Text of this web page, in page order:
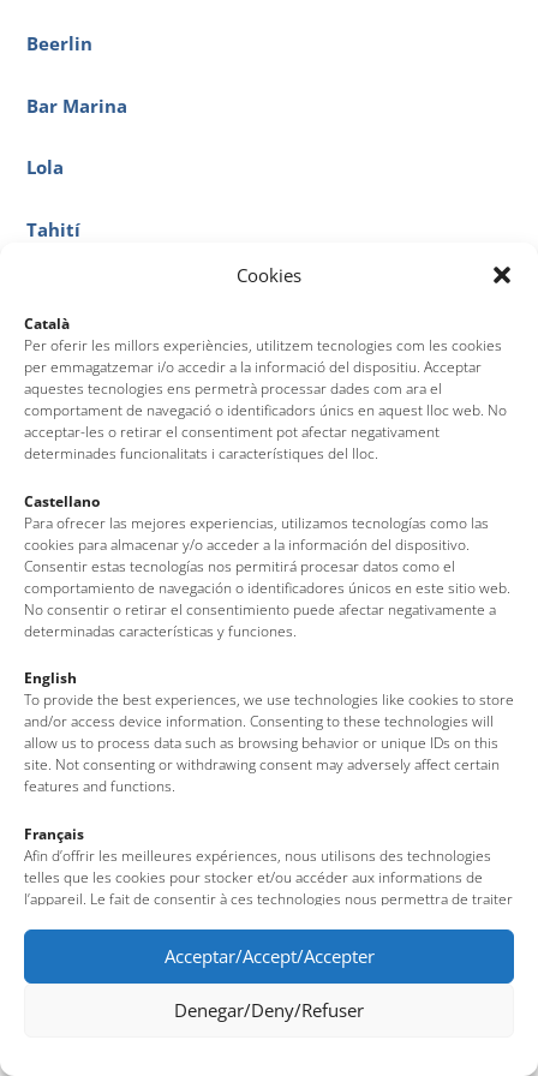
Cookies
Català
Per oferir les millors experiències, utilitzem tecnologies com les cookies
per emmagatzemar i/o accedir a la informació del dispositiu. Acceptar
aquestes tecnologies ens permetrà processar dades com ara el
comportament de navegació o identificadors únics en aquest lloc web. No
acceptar-les o retirar el consentiment pot afectar negativament
determinades funcionalitats i característiques del lloc.
Castellano
Para ofrecer las mejores experiencias, utilizamos tecnologías como las
cookies para almacenar y/o acceder a la información del dispositivo.
Consentir estas tecnologías nos permitirá procesar datos como el
comportamiento de navegación o identificadores únicos en este sitio web.
No consentir o retirar el consentimiento puede afectar negativamente a
determinadas características y funciones.
English
To provide the best experiences, we use technologies like cookies to store
and/or access device information. Consenting to these technologies will
allow us to process data such as browsing behavior or unique IDs on this
site. Not consenting or withdrawing consent may adversely affect certain
features and functions.
Français
Afin d’offrir les meilleures expériences, nous utilisons des technologies
telles que les cookies pour stocker et/ou accéder aux informations de
l’appareil. Le fait de consentir à ces technologies nous permettra de traiter
uniques sur ce site. Le fait de ne pas consentir ou de retirer son
consentement peut avoir un effet négatif sur certaines fonctionnalités et
caractéristiques du site.
Acceptar/Accept/Accepter
Denegar/Deny/Refuser
Beerlin
Bar Marina
Lola
Tahití
Sa Torre
Sa Barraca
Bottles
Vila Vella
1 2 3 4 5 6